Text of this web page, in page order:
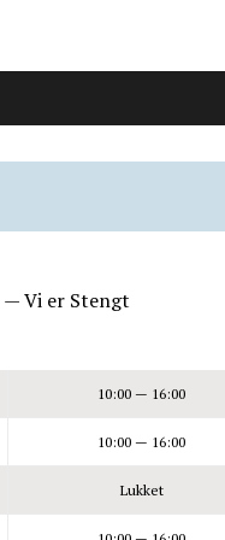
—Vi er Stengt
10:00 — 16:00
10:00 — 16:00
Lukket